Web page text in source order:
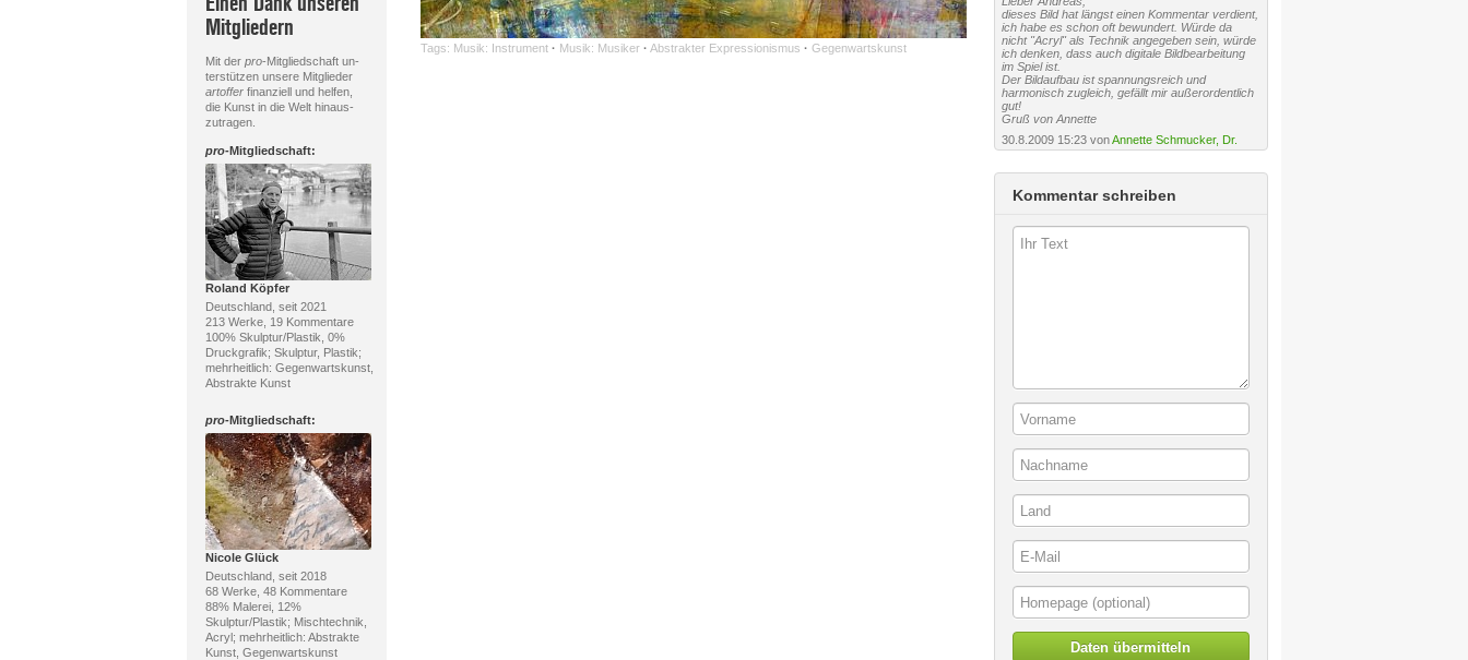
Mitgliedern
Mit der pro-Mitgliedschaft un-
terstützen unsere Mitglieder
artofferfinanziell und helfen,
die Kunst in die Welt hinaus-
zutragen.
pro-Mitgliedschaft:
Roland Köpfer
Deutschland, seit 2021
213 Werke, 19 Kommentare
100% Skulptur/Plastik, 0%
Druckgrafik; Skulptur, Plastik;
mehrheitlich: Gegenwartskunst,
Abstrakte Kunst
pro-Mitgliedschaft:
Nicole Glück
Deutschland, seit 2018
68 Werke, 48 Kommentare
88% Malerei, 12%
Skulptur/Plastik; Mischtechnik,
Acryl; mehrheitlich: Abstrakte
Kunst, Gegenwartskunst
Tags: Musik: Instrument · Musik: Musiker · Abstrakter Expressionismus · Gegenwartskunst
dieses Bild hat längst einen Kommentar verdient,
ich habe es schon oft bewundert. Würde da
nicht "Acryl" als Technik angegeben sein, würde
ich denken, dass auch digitale Bildbearbeitung
im Spiel ist.
Der Bildaufbau ist spannungsreich und
harmonisch zugleich, gefällt mir außerordentlich
gut!
Gruß von Annette
30.8.2009 15:23 vonAnnette Schmucker, Dr.
Kommentar schreiben
Daten übermitteln